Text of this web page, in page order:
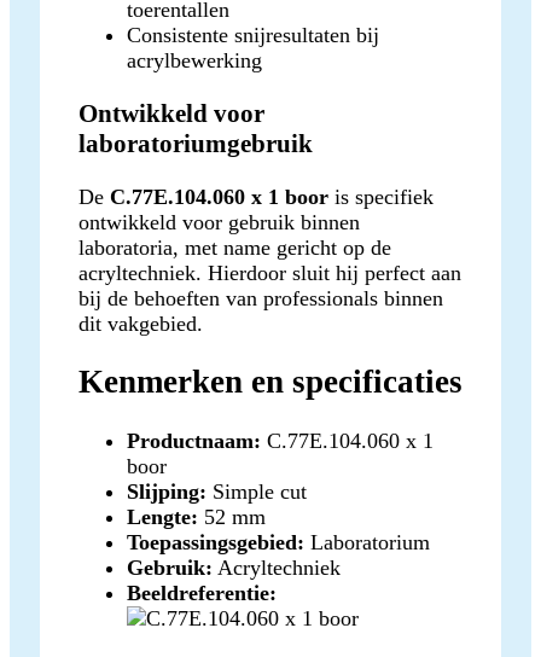
toerentallen
Consistente snijresultaten bij
acrylbewerking
Ontwikkeld voor
laboratoriumgebruik
De C.77E.104.060 x 1 boor is specifiek
ontwikkeld voor gebruik binnen
laboratoria, met name gericht op de
acryltechniek. Hierdoor sluit hij perfect aan
bij de behoeften van professionals binnen
dit vakgebied.
Kenmerken en specificaties
Productnaam: C.77E.104.060 x 1
boor
Slijping: Simple cut
Lengte: 52 mm
Toepassingsgebied: Laboratorium
Gebruik: Acryltechniek
Beeldreferentie: